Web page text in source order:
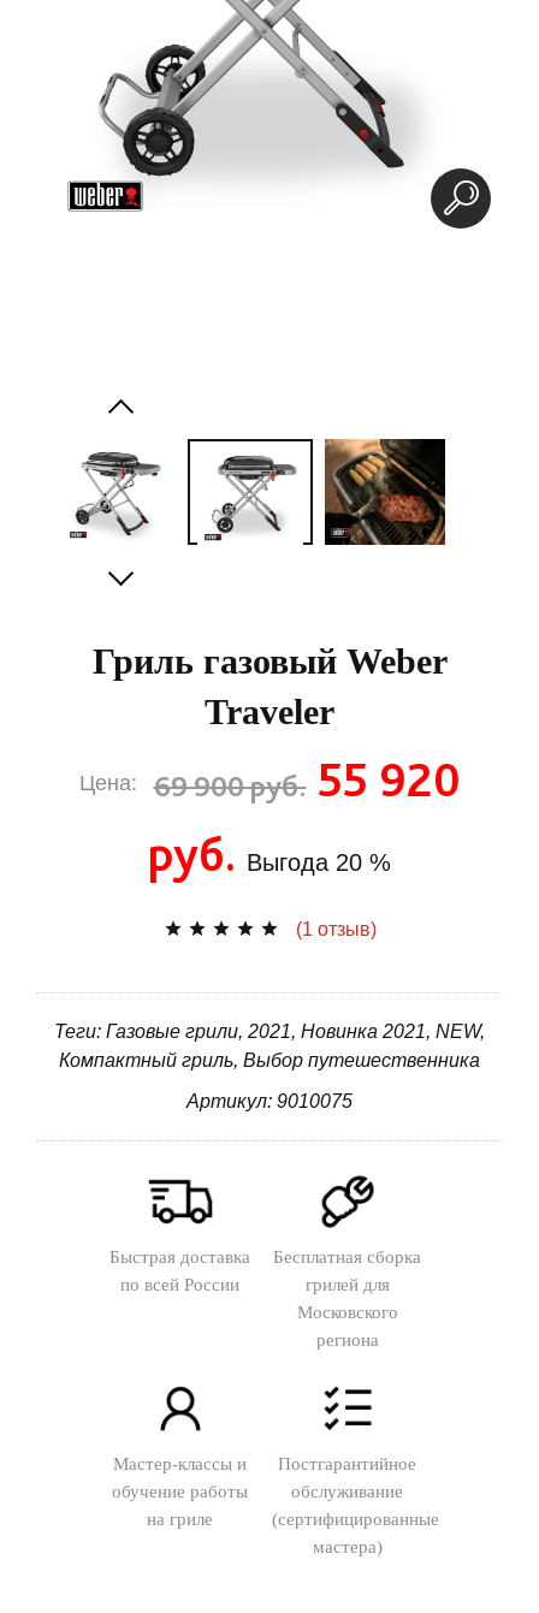
Гриль газовый Weber
Traveler
Цена: 69 900 руб. 55 920
руб. Выгода 20 %
(1 отзыв)
Теги: Газовые грили, 2021, Новинка 2021, NEW,
Компактный гриль, Выбор путешественника
Артикул: 9010075
Быстрая доставка
по всей России
Бесплатная сборка
грилей для
Московского
региона
Мастер-классы и
обучение работы
на гриле
Постгарантийное
обслуживание
(сертифицированные
мастера)